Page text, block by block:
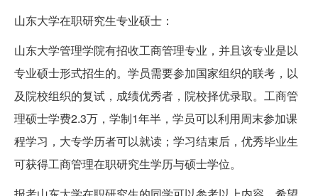
山东大学在职研究生专业硕士：
山东大学管理学院有招收工商管理专业，并且该专业是以
专业硕士形式招生的。学员需要参加国家组织的联考，以
及院校组织的复试，成绩优秀者，院校择优录取。工商管
理硕士学费2.3万，学制1年半，学员可以利用周末参加课
程学习，大专学历者可以就读；学习结束后，优秀毕业生
可获得工商管理在职研究生学历与硕士学位。